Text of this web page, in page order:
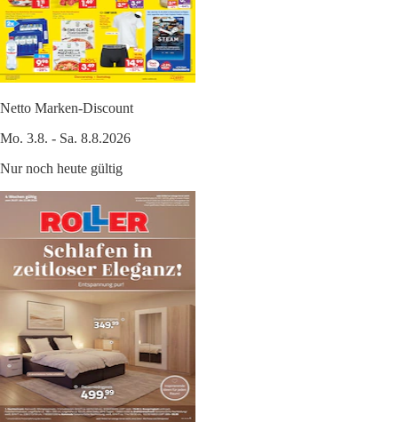
Netto Marken-Discount
Mo. 3.8. - Sa. 8.8.2026
Nur noch heute gültig